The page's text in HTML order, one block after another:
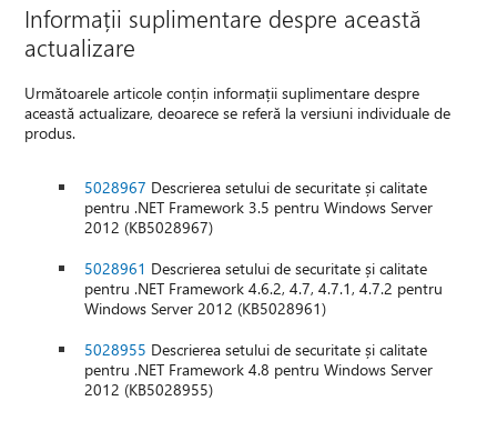
Informații suplimentare despre această
actualizare
Următoarele articole conțin informații suplimentare despre
această actualizare, deoarece se referă la versiuni individuale de
produs.
5028967 Descrierea setului de securitate și calitate
pentru .NET Framework 3.5 pentru Windows Server
2012 (KB5028967)
5028961 Descrierea setului de securitate și calitate
pentru .NET Framework 4.6.2, 4.7, 4.7.1, 4.7.2 pentru
Windows Server 2012 (KB5028961)
5028955 Descrierea setului de securitate și calitate
pentru .NET Framework 4.8 pentru Windows Server
2012 (KB5028955)